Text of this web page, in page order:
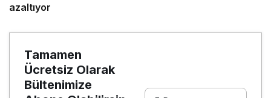
azaltıyor
Tamamen
Ücretsiz Olarak
Bültenimize